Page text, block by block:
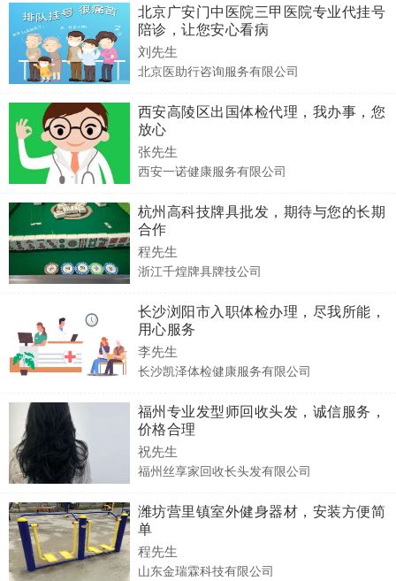
北京广安门中医院三甲医院专业代挂号
陪诊，让您安心看病
刘先生
北京医助行咨询服务有限公司
西安高陵区出国体检代理，我办事，您
放心
张先生
西安一诺健康服务有限公司
‌杭州高科技牌具批发，期待与您的长期
合作
程先生
浙江千煌牌具牌技公司
长沙浏阳市入职体检办理，尽我所能，
用心服务
李先生
长沙凯泽体检健康服务有限公司
福州专业发型师回收头发，诚信服务，
价格合理
祝先生
福州丝享家回收长头发有限公司
潍坊营里镇室外健身器材，安装方便简
单
程先生
山东金瑞霖科技有限公司